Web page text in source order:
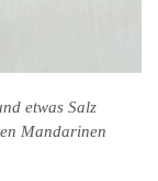
etwas Salz
Mandarinen